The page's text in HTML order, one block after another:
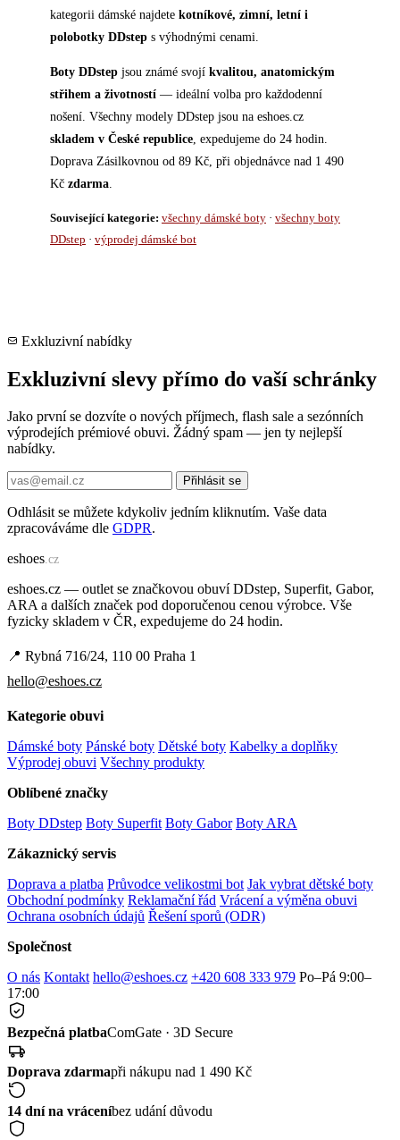
kategorii dámské najdete kotníkové, zimní, letní i
polobotky DDstep s výhodnými cenami.
Boty DDstep jsou známé svojí kvalitou, anatomickým
střihem a životností — ideální volba pro každodenní
nošení. Všechny modely DDstep jsou na eshoes.cz
skladem v České republice , expedujeme do 24 hodin.
Doprava Zásilkovnou od 89 Kč, při objednávce nad 1 490
Kč zdarma
Související kategorie: všechny dámské boty · všechny boty
DDstep · výprodej dámské bot
Exkluzivní nabídky
Exkluzivní slevy přímo do vaší schránky
Jako první se dozvíte o nových příjmech, flash sale a sezónních
výprodejích prémiové obuvi. Žádný spam — jen ty nejlepší
nabídky.
Přihlásit se
Odhlásit se můžete kdykoliv jedním kliknutím. Vaše data
zpracováváme dle GDPR.
eshoes.cz
eshoes.cz — outlet se značkovou obuví DDstep, Superfit, Gabor,
ARA a dalších značek pod doporučenou cenou výrobce. Vše
fyzicky skladem v ČR, expedujeme do 24 hodin.
📍 Rybná 716/24, 110 00 Praha 1
hello@eshoes.cz
Kategorie obuvi
Dámské boty Pánské boty Dětské boty Kabelky a doplňky
Výprodej obuvi Všechny produkty
Oblíbené značky
Boty DDstep Boty Superfit Boty Gabor Boty ARA
Zákaznický servis
Doprava a platba Průvodce velikostmi bot Jak vybrat dětské boty
Obchodní podmínky Reklamační řád Vrácení a výměna obuvi
Ochrana osobních údajů Řešení sporů (ODR)
Společnost
O nás Kontakt hello@eshoes.cz +420 608 333 979 Po–Pá 9:00–
17:00
Bezpečná platbaComGate · 3D Secure
Doprava zdarmapři nákupu nad 1 490 Kč
14 dní na vráceníbez udání důvodu